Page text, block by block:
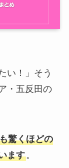
い！」そう
・五反田の
驚くほどの
ます。